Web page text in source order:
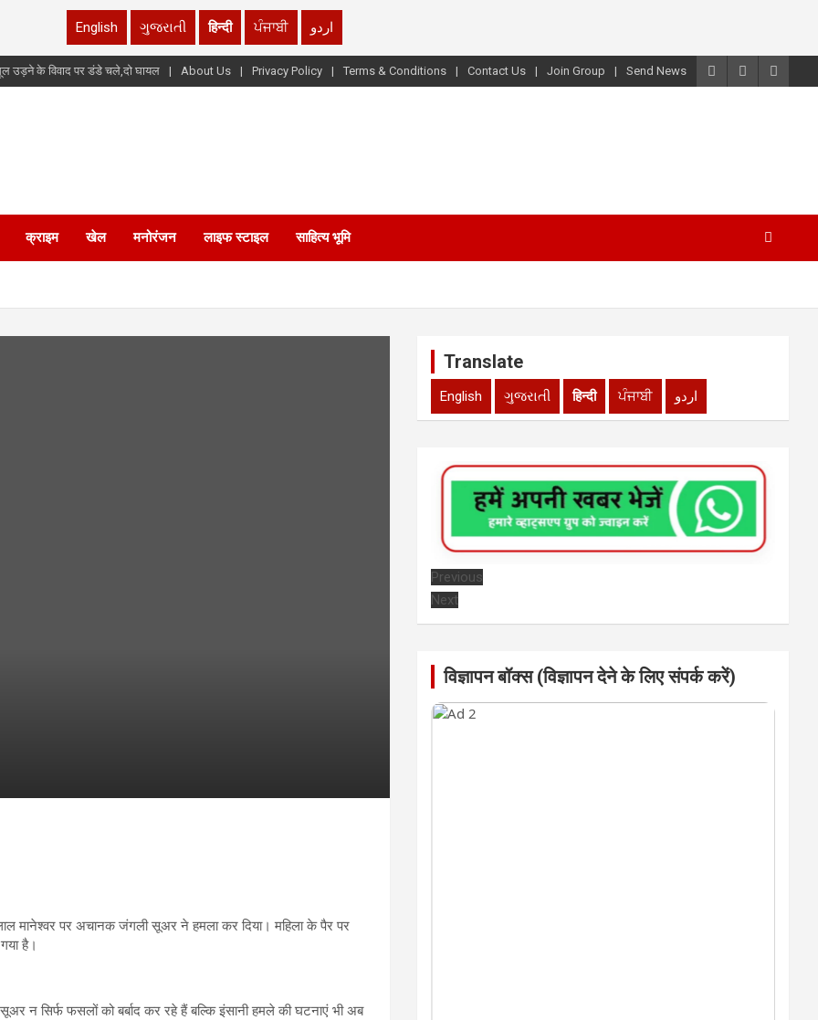
English ગુજરાતી हिन्दी ਪੰਜਾਬੀ اردو
उड़ने के विवाद पर डंडे चले,दो घायल About Us Privacy Policy Terms & Conditions Contact Us Join Group Send News
क्राइम खेल मनोरंजन लाइफ स्टाइल साहित्य भूमि
मानेश्वर पर अचानक जंगली सूअर ने हमला कर दिया। महिला के पैर पर
है।
न सिर्फ फसलों को बर्बाद कर रहे हैं बल्कि इंसानी हमले की घटनाएं भी अब
Translate
English ગુજરાતી हिन्दी ਪੰਜਾਬੀ اردو
Previous
Next
विज्ञापन बॉक्स (विज्ञापन देने के लिए संपर्क करें)